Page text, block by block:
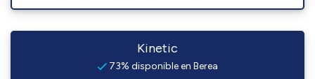
Kinetic
73% disponible en Berea